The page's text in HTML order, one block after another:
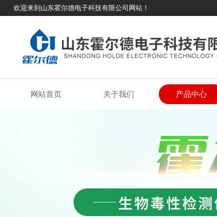
欢迎来到山东霍尔德电子科技有限公司网站！
网站首页 关于我们 产品中心